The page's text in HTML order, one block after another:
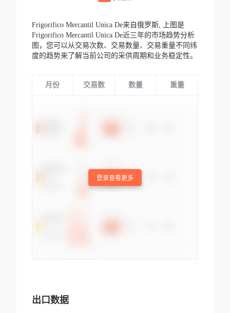
Frigorifico Mercantil Unica De来自俄罗斯,
上图是
Frigorifico Mercantil Unica De近三年的市场趋势分析
图，您可以从交易次数、交易数量、交易重量不同纬
度的趋势来了解当前公司的采供周期和业务稳定性。
月份 交易数 数量 重量
登录查看更多
出口数据